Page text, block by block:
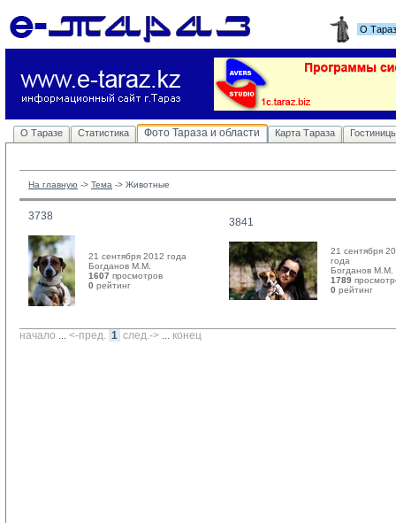
О
О Таразе Статистика Фото Тараза и области Карта Тараза
На главную -> Тема -> Животные
3738
21 сентября 2012 года
Богданов М.М.
1607 просмотров
0 рейтинг
3841
21 сентября
года
Богданов М.М.
1789
0 рейтинг
начало ... <-пред. 1 след.-> ... конец